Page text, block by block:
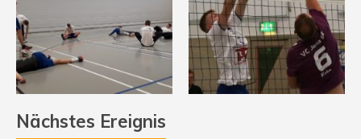
Nächstes Ereignis